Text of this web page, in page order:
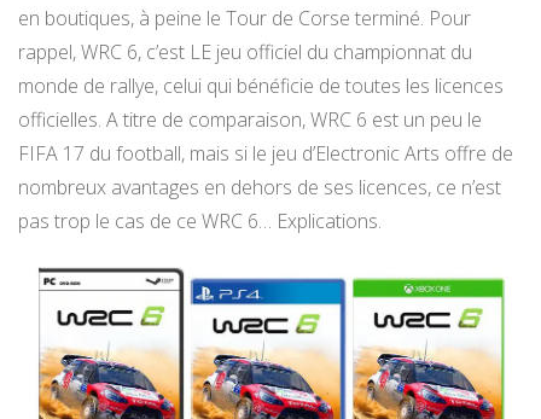
en boutiques, à peine le Tour de Corse terminé. Pour
rappel, WRC 6, c’est LE jeu officiel du championnat du
monde de rallye, celui qui bénéficie de toutes les licences
officielles. A titre de comparaison, WRC 6 est un peu le
FIFA 17 du football, mais si le jeu d’Electronic Arts offre de
nombreux avantages en dehors de ses licences, ce n’est
pas trop le cas de ce WRC 6… Explications.